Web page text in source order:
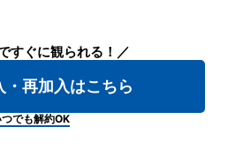
すぐに観られる！／
・再加入はこちら
つでも解約OK